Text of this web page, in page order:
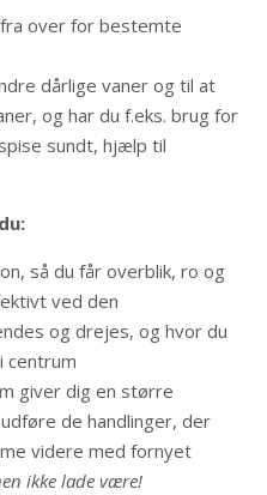
over for bestemte
dårlige vaner og til at
og har du f.eks. brug for
sundt, hjælp til
så du får overblik, ro og
ved den
og drejes, og hvor du
centrum
giver dig en større
de handlinger, der
videre med fornyet
ikke lade være!